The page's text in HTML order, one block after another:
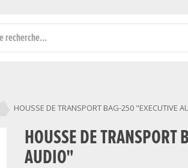
HOUSSE DE TRANSPORT BAG-250 "EXECUTIVE
HOUSSE DE
AUDIO"